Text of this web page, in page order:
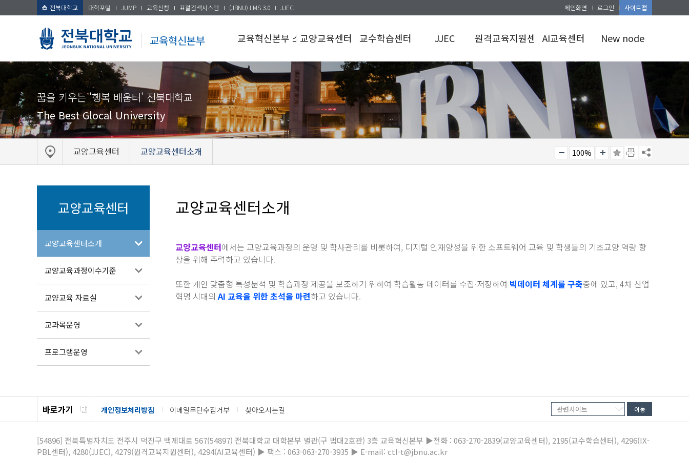
전북대학교 대학포털 JUMP 교육신청 표절검색시스템 (JBNU) LMS 3.0 JJEC
교육혁신본부
메인화면 로그인 사이트맵
교육혁신본부 소개
기능
조직도 및
연락처
규정 및 지침
찾아오시는길
교양교육센터
교양교육센터소개
교양교육과정이수기준
교양교육
자료실
교과목운영
프로그램운영
교수학습센터
교수학습센터소개
교수지원
학습지원
교육신청
교수공지
JJEC
JJEC소개
공동프로그램
원격교육지원센터
센터소개
시스템
AI교육센터
AI교육센터소개
AI스페이스
AI활용공간예약
초중고공지
New node
꿈을 키우는 '행복 배움터' 전북대학교
The Best Glocal University
교양교육센터 교양교육센터소개 100%
교양교육센터
교양교육센터소개
교양교육과정이수기준
교양교육 자료실
교과목운영
프로그램운영
교양교육센터소개
교양교육센터에서는 교양교육과정의 운영 및 학사관리를 비롯하여, 디지털 인재양성을 위한 소프트웨어 교육 및 학생들의 기초교양 역량 향
상을 위해 주력하고 있습니다.
또한 개인 맞춤형 특성분석 및 학습과정 제공을 보조하기 위하여 학습활동 데이터를 수집·저장하여 빅데이터 체계를 구축중에 있고, 4차 산업
혁명 시대의AI 교육을 위한 초석을 마련하고 있습니다.
바로가기 개인정보처리방침 이메일무단수집거부 찾아오시는길
[54896] 전북특별자치도 전주시 덕진구 백제대로 567(54897) 전북대학교 대학본부 별관(구 법대2호관) 3층 교육혁신본부 ▶전화 : 063-270-2839(교양교육센터), 2195(교수학습센터), 4296(IX-
PBL센터), 4280(JJEC), 4279(원격교육지원센터), 4294(AI교육센터) ▶ 팩스 : 063-063-270-3935 ▶ E-mail: ctl-t@jbnu.ac.kr